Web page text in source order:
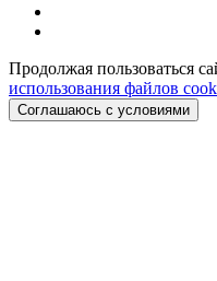
Продолжая пользоваться
использования файлов
Соглашаюсь с условиями